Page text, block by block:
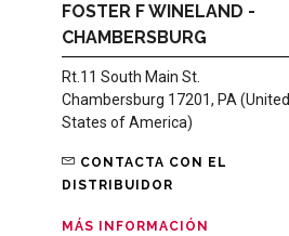
FOSTER F WINELAND -
CHAMBERSBURG
Rt.11 South Main St.
Chambersburg 17201, PA (United
States of America)
CONTACTA CON EL
DISTRIBUIDOR
MÁS INFORMACIÓN